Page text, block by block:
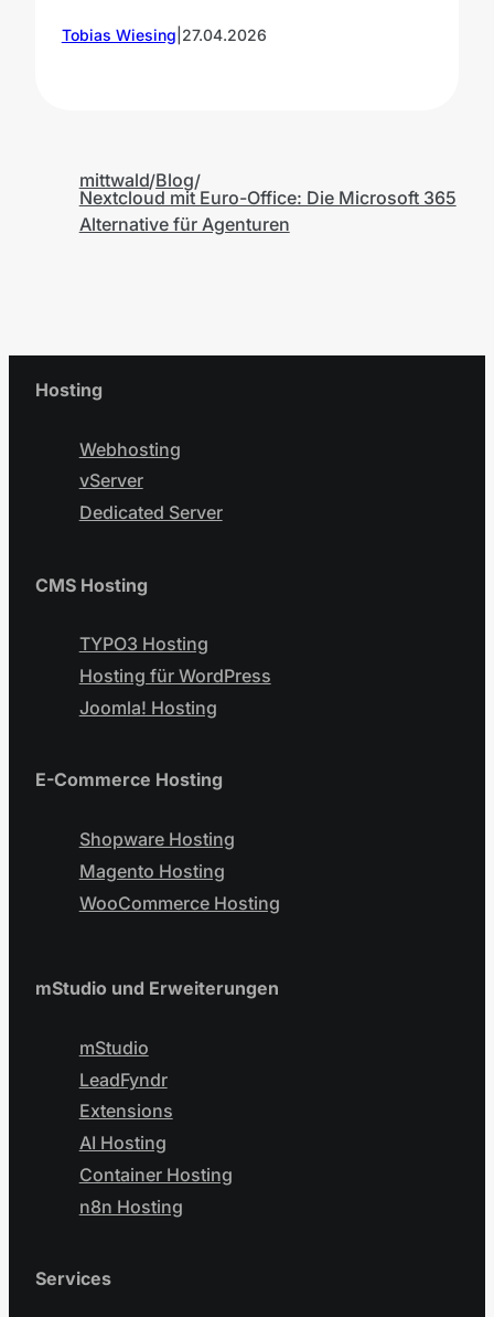
Tobias Wiesing 27.04.2026
mittwald Blog
Nextcloud mit Euro-Office: Die Microsoft 365
Alternative für Agenturen
Hosting
Webhosting
vServer
Dedicated Server
CMS Hosting
TYPO3 Hosting
Hosting für WordPress
Joomla! Hosting
E-Commerce Hosting
Shopware Hosting
Magento Hosting
WooCommerce Hosting
mStudio und Erweiterungen
mStudio
LeadFyndr
Extensions
AI Hosting
Container Hosting
n8n Hosting
Services